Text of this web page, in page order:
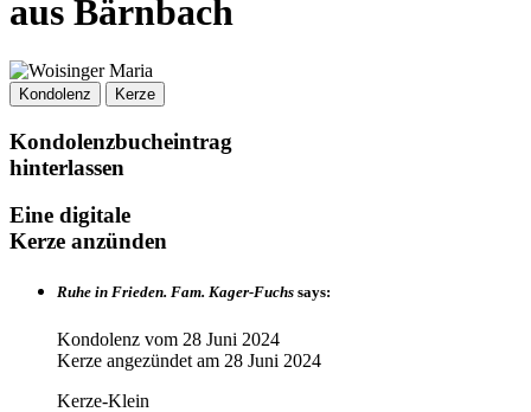
aus Bärnbach
Kondolenz Kerze
Kondolenzbucheintrag
hinterlassen
Eine digitale
Kerze anzünden
Ruhe in Frieden. Fam. Kager-Fuchs says:
Kondolenz vom 28 Juni 2024
Kerze angezündet am 28 Juni 2024
Kerze-Klein